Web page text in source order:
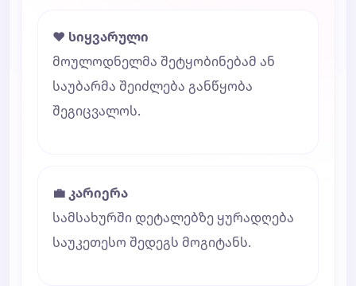
❤️ სიყვარული
მოულოდნელმა შეტყობინებამ ან
საუბარმა შეიძლება განწყობა
შეგიცვალოს.
💼 კარიერა
სამსახურში დეტალებზე ყურადღება
საუკეთესო შედეგს მოგიტანს.